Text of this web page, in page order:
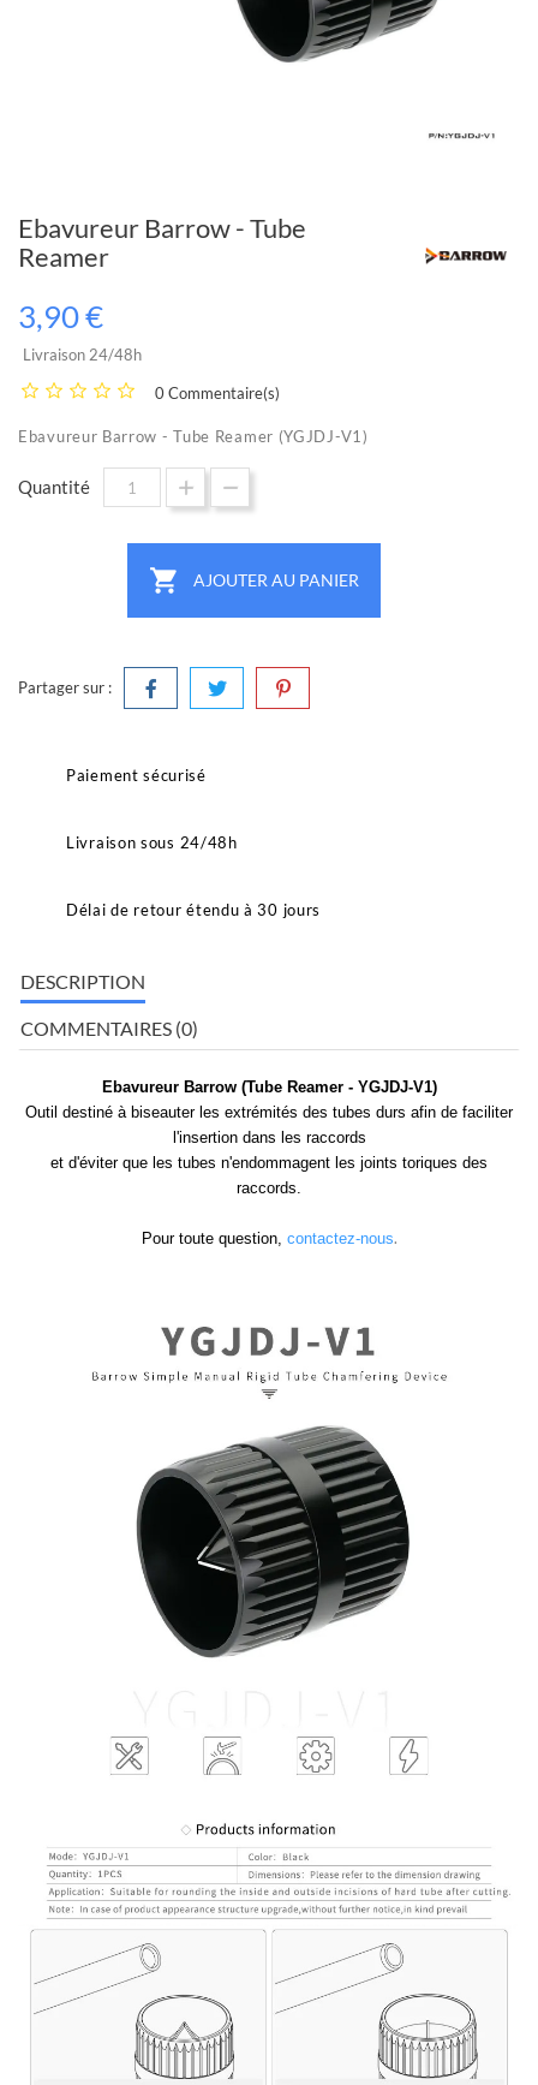
Ebavureur Barrow - Tube
Reamer
3,90 €
Livraison 24/48h
0 Commentaire(s)
Ebavureur Barrow - Tube Reamer (YGJDJ-V1)
Quantité
 AJOUTER AU PANIER
Partager sur :
Paiement sécurisé
Livraison sous 24/48h
Délai de retour étendu à 30 jours
DESCRIPTION
COMMENTAIRES (0)
Ebavureur Barrow (Tube Reamer - YGJDJ-V1)
Outil destiné à biseauter les extrémités des tubes durs afin de faciliter
l'insertion dans les raccords
et d'éviter que les tubes n'endommagent les joints toriques des
raccords.
Pour toute question, contactez-nous.